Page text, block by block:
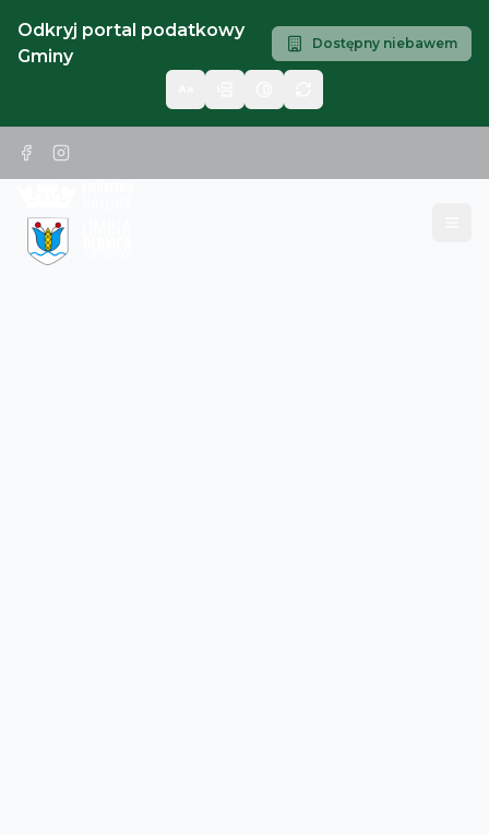
Odkryj portal podatkowy
Gminy
Dostępny niebawem